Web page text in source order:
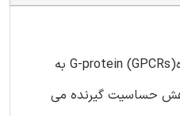
تحریک گیرنده های جفت شدهG-protein (GPCRs) به
حساسیت گیرنده می